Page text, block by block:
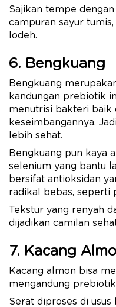
Sajikan tempe
campuran sayur
lodeh.
6. Bengkuang
Bengkuang
kandungan prebiotik
menutrisi bakteri baik
keseimbangannya.
lebih sehat.
Bengkuang pun kaya
selenium yang bantu
bersifat antioksidan
radikal bebas, seperti
Tekstur yang renyah
dijadikan camilan
7. Kacang
Kacang almon bisa
mengandung
Serat diproses di usus